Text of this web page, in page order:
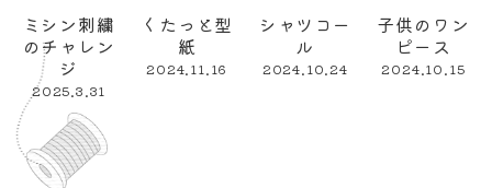
ミシン刺繍
のチャレン
ジ
2025.3.31
くたっと型
紙
2024.11.16
シャツコー
ル
2024.10.24
子供のワン
ピース
2024.10.15